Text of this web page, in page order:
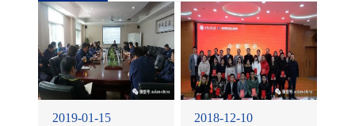
2019-01-15 2018-12-10